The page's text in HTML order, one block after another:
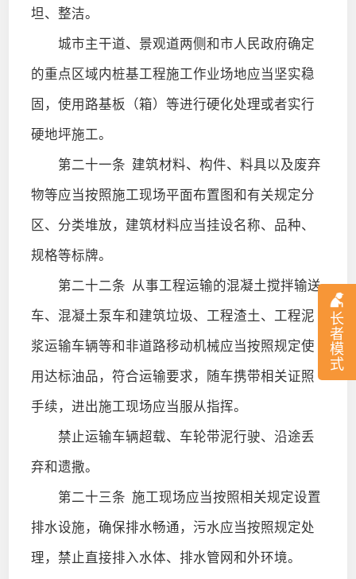
长
者
模
式
坦、整洁。
城市主干道、景观道两侧和市人民政府确定
的重点区域内桩基工程施工作业场地应当坚实稳
固，使用路基板（箱）等进行硬化处理或者实行
硬地坪施工。
第二十一条 建筑材料、构件、料具以及废弃
物等应当按照施工现场平面布置图和有关规定分
区、分类堆放，建筑材料应当挂设名称、品种、
规格等标牌。
第二十二条 从事工程运输的混凝土搅拌输送
车、混凝土泵车和建筑垃圾、工程渣土、工程泥
浆运输车辆等和非道路移动机械应当按照规定使
用达标油品，符合运输要求，随车携带相关证照
手续，进出施工现场应当服从指挥。
禁止运输车辆超载、车轮带泥行驶、沿途丢
弃和遗撒。
第二十三条 施工现场应当按照相关规定设置
排水设施，确保排水畅通，污水应当按照规定处
理，禁止直接排入水体、排水管网和外环境。